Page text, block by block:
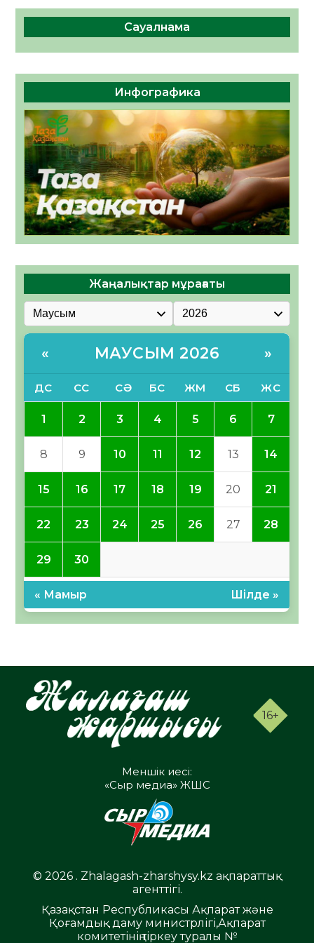
Сауалнама
Инфографика
Жаңалықтар мұрағаты
« МАУСЫМ 2026 »
ДС СС СӘ БС ЖМ СБ ЖС
1 2 3 4 5 6 7
8 9 10 11 12 13 14
15 16 17 18 19 20 21
22 23 24 25 26 27 28
29 30
« Мамыр Шілде »
16+
Меншік иесі:
«Сыр медиа» ЖШС
© 2026 . Zhalagash-zharshysy.kz ақпараттық
агенттігі.
Қазақстан Республикасы Ақпарат және
Қоғамдық даму министрлігі,Ақпарат
комитетінің тіркеу туралы №